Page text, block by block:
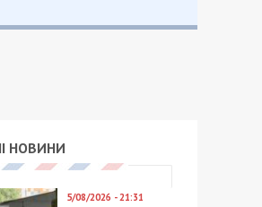
НОВИНИ
5/08/2026 - 21:31